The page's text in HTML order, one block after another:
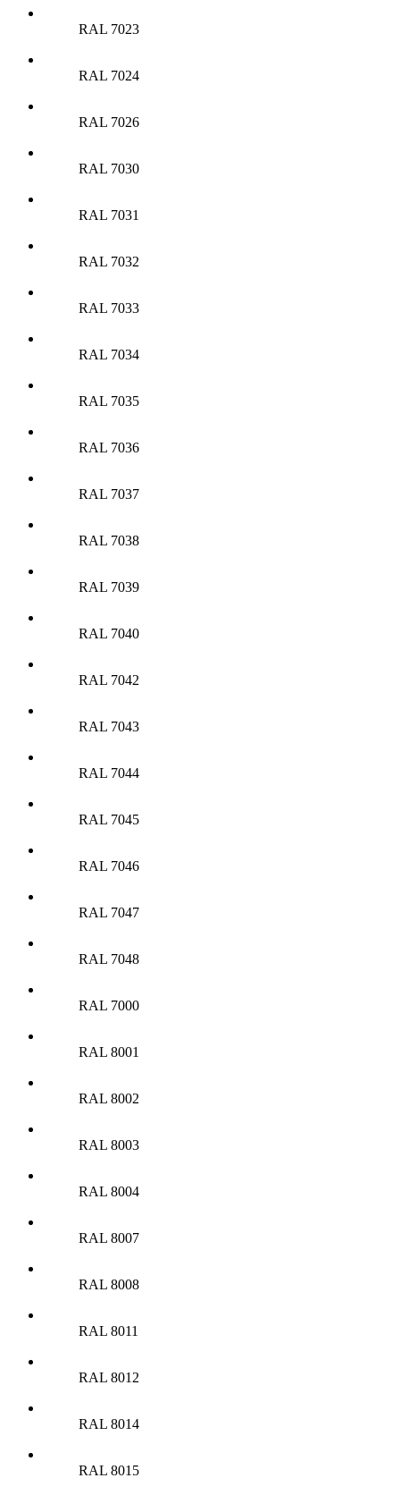
RAL 7023
RAL 7024
RAL 7026
RAL 7030
RAL 7031
RAL 7032
RAL 7033
RAL 7034
RAL 7035
RAL 7036
RAL 7037
RAL 7038
RAL 7039
RAL 7040
RAL 7042
RAL 7043
RAL 7044
RAL 7045
RAL 7046
RAL 7047
RAL 7048
RAL 7000
RAL 8001
RAL 8002
RAL 8003
RAL 8004
RAL 8007
RAL 8008
RAL 8011
RAL 8012
RAL 8014
RAL 8015